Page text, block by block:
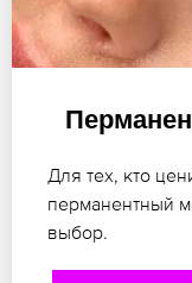
Для тех, кто
перманентный
выбор.